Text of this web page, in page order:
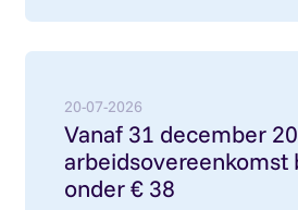
20-07-2026
Vanaf 31 december
arbeidsovereenkomst
onder € 38